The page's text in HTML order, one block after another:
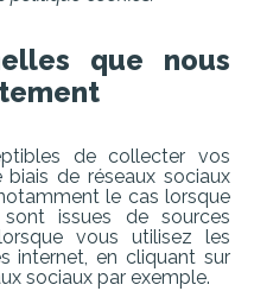
que nous
de collecter vos
biais deréseaux sociaux
le cas lorsque
issues de sources
vous utilisez les
internet, en cliquant sur
sociaux par exemple.